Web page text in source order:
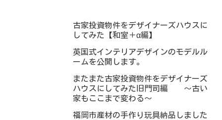
古家投資物件をデザイナーズハウスに
してみた【和室＋α編】
英国式インテリアデザインのモデルル
ームを公開します。
またまた古家投資物件をデザイナーズ
ハウスにしてみた旧門司編 ～古い
家もここまで変わる～
福岡市産材の手作り玩具納品しました